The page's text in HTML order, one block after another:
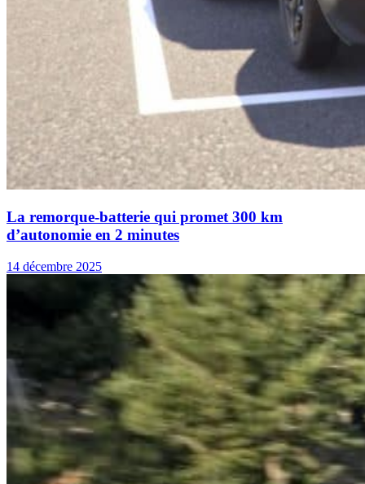
La remorque-batterie qui promet 300 km
d’autonomie en 2 minutes
14 décembre 2025